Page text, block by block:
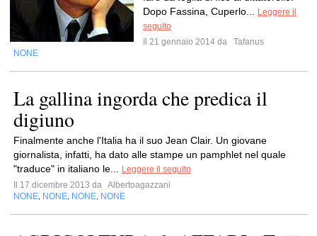
Dopo Fassina, Cuperlo...
Leggere il
seguito
Il 21 gennaio 2014 da
Tafanus
NONE
La gallina ingorda che predica il
digiuno
Finalmente anche l'Italia ha il suo Jean Clair. Un giovane
giornalista, infatti, ha dato alle stampe un pamphlet nel quale
"traduce" in italiano le...
Leggere il seguito
Il 17 dicembre 2013 da Albertoagazzani
NONE NONE NONE NONE